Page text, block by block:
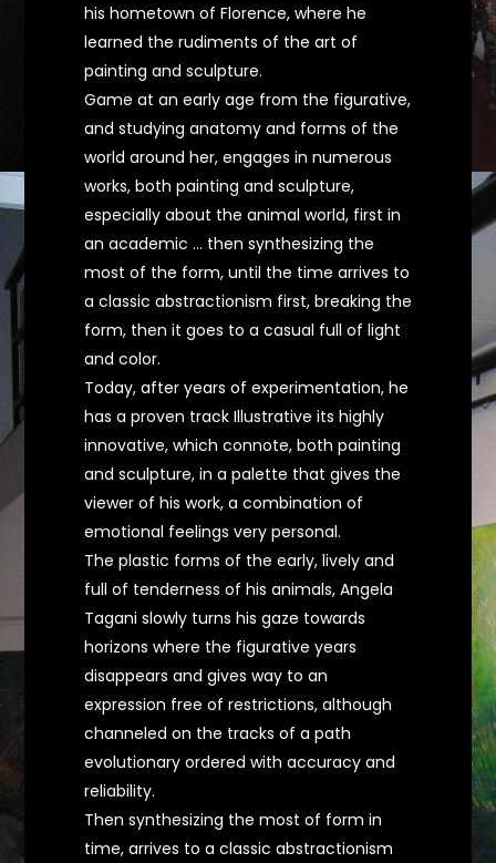
his hometown of Florence, where he
learned the rudiments of the art of
painting and sculpture.
Game at an early age from the figurative,
and studying anatomy and forms of the
world around her, engages in numerous
works, both painting and sculpture,
especially about the animal world, first in
an academic ... then synthesizing the
most of the form, until the time arrives to
a classic abstractionism first, breaking the
form, then it goes to a casual full of light
and color.
Today, after years of experimentation, he
has a proven track Illustrative its highly
innovative, which connote, both painting
and sculpture, in a palette that gives the
viewer of his work, a combination of
emotional feelings very personal.
The plastic forms of the early, lively and
full of tenderness of his animals, Angela
Tagani slowly turns his gaze towards
horizons where the figurative years
disappears and gives way to an
expression free of restrictions, although
channeled on the tracks of a path
evolutionary ordered with accuracy and
reliability.
Then synthesizing the most of form in
time, arrives to a classic abstractionism